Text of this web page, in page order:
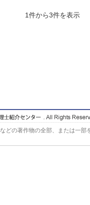
1件から3件を表
どの著作物の全部、または一